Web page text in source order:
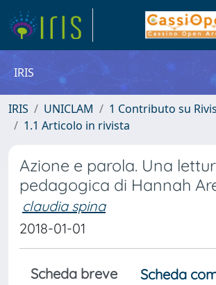
IRIS
IRIS UNICLAM
1 Contributo su
1.1 Articolo in rivista
Azione e parola. Una
pedagogica di Hannah
claudia spina
2018-01-01
Scheda breve
Scheda